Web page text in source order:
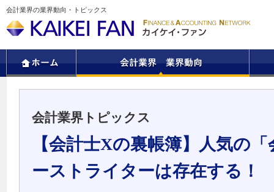
会計業界の業界動向・トピックス
会計業界トピックス
【会計士Xの裏帳簿】人気の
ーストライターは存在する！